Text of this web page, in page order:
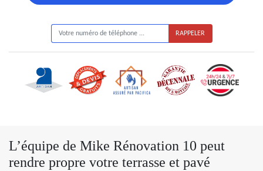
L’équipe de Mike Rénovation 10 peut
rendre propre votre terrasse et pavé